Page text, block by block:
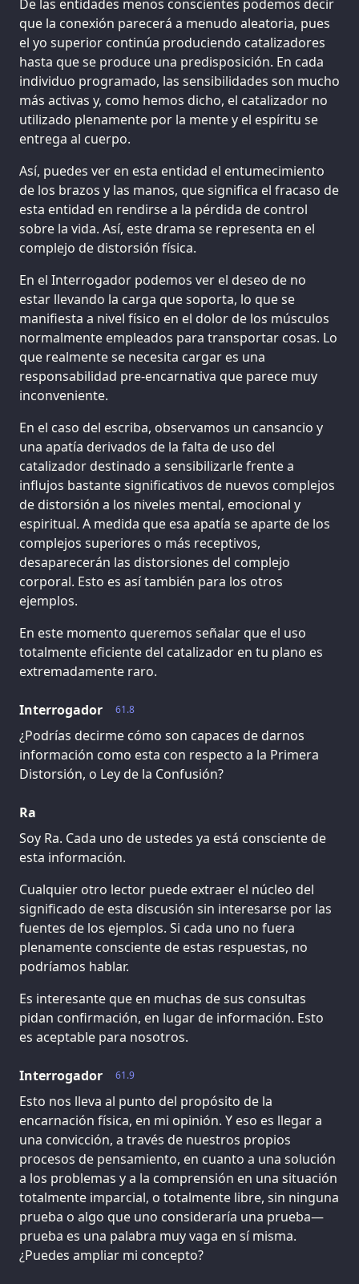
De las entidades menos conscientes podemos decir
que la conexión parecerá a menudo aleatoria, pues
el yo superior continúa produciendo catalizadores
hasta que se produce una predisposición. En cada
individuo programado, las sensibilidades son mucho
más activas y, como hemos dicho, el catalizador no
utilizado plenamente por la mente y el espíritu se
entrega al cuerpo.
Así, puedes ver en esta entidad el entumecimiento
de los brazos y las manos, que significa el fracaso de
esta entidad en rendirse a la pérdida de control
sobre la vida. Así, este drama se representa en el
complejo de distorsión física.
En el Interrogador podemos ver el deseo de no
estar llevando la carga que soporta, lo que se
manifiesta a nivel físico en el dolor de los músculos
normalmente empleados para transportar cosas. Lo
que realmente se necesita cargar es una
responsabilidad pre-encarnativa que parece muy
inconveniente.
En el caso del escriba, observamos un cansancio y
una apatía derivados de la falta de uso del
catalizador destinado a sensibilizarle frente a
influjos bastante significativos de nuevos complejos
de distorsión a los niveles mental, emocional y
espiritual. A medida que esa apatía se aparte de los
complejos superiores o más receptivos,
desaparecerán las distorsiones del complejo
corporal. Esto es así también para los otros
ejemplos.
En este momento queremos señalar que el uso
totalmente eficiente del catalizador en tu plano es
extremadamente raro.
61.8
Interrogador
¿Podrías decirme cómo son capaces de darnos
información como esta con respecto a la Primera
Distorsión, o Ley de la Confusión?
Ra
Soy Ra. Cada uno de ustedes ya está consciente de
esta información.
Cualquier otro lector puede extraer el núcleo del
significado de esta discusión sin interesarse por las
fuentes de los ejemplos. Si cada uno no fuera
plenamente consciente de estas respuestas, no
podríamos hablar.
Es interesante que en muchas de sus consultas
pidan confirmación, en lugar de información. Esto
es aceptable para nosotros.
61.9
Interrogador
Esto nos lleva al punto del propósito de la
encarnación física, en mi opinión. Y eso es llegar a
una convicción, a través de nuestros propios
procesos de pensamiento, en cuanto a una solución
a los problemas y a la comprensión en una situación
totalmente imparcial, o totalmente libre, sin ninguna
prueba o algo que uno consideraría una prueba—
prueba es una palabra muy vaga en sí misma.
¿Puedes ampliar mi concepto?